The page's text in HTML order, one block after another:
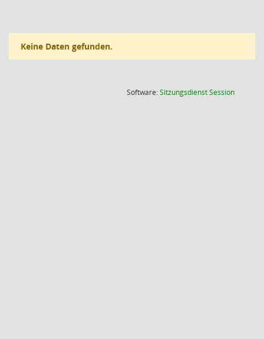
Keine Daten gefunden.
Software:SitzungsdienstSession(Wird in